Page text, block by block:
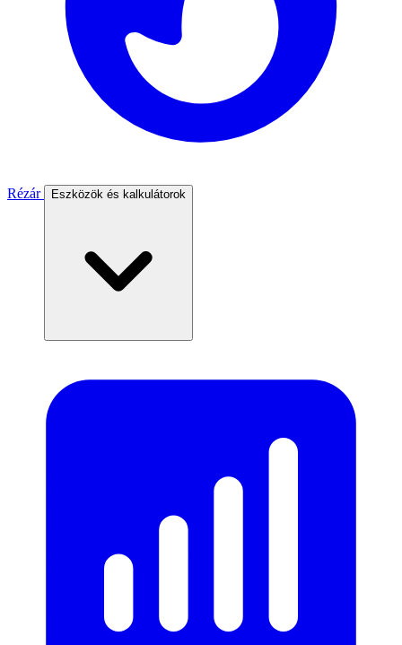
Rézár Eszközök és kalkulátorok